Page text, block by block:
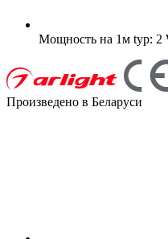
Мощность на 1м typ: 2
Произведено в Беларуси